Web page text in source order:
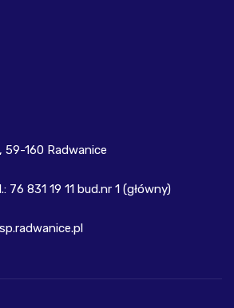
59-160 Radwanice
76 831 19 11 bud.nr 1 (główny)